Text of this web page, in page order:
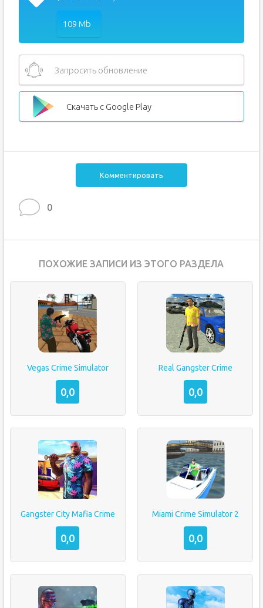
109 Mb
Запросить обновление
Скачать с Google Play
Комментировать
0
ПОХОЖИЕ ЗАПИСИ ИЗ ЭТОГО РАЗДЕЛА
Vegas Crime Simulator
0,0
Real Gangster Crime
0,0
Gangster City Mafia Crime
0,0
Miami Crime Simulator 2
0,0